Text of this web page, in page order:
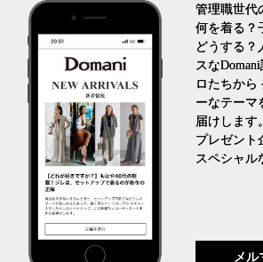
管理職世代
何を着る？
どうする？
スな
ロたちから
ーなテーマ
届けします。
プレゼント
スペシャル
メル